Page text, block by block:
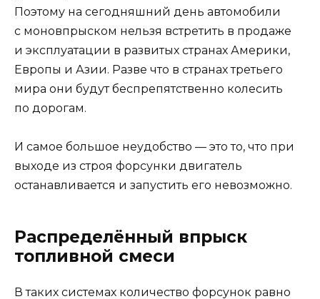
Поэтому на сегодняшний день автомобили
с моновпрыском нельзя встретить в продаже
и эксплуатации в развитых странах Америки,
Европы и Азии. Разве что в странах третьего
мира они будут беспрепятственно колесить
по дорогам.
И самое большое неудобство — это то, что при
выходе из строя форсунки двигатель
останавливается и запустить его невозможно.
Распределённый впрыск
топливной смеси
В таких системах количество форсунок равно